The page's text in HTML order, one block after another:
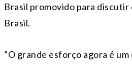
Brasil promovido para discutir
Brasil.
“O grande esforço agora é